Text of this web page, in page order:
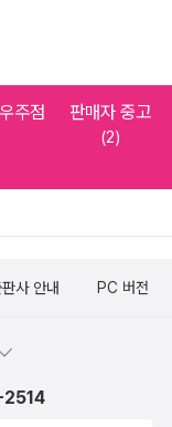
주점 판매자 중고
(2)
판사 안내 PC 버전